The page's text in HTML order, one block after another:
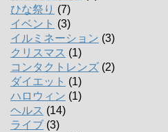
ひな祭り (7)
イベント (3)
イルミネーション (3)
クリスマス (1)
コンタクトレンズ (2)
ダイエット (1)
ハロウィン (1)
ヘルス (14)
ライブ (3)